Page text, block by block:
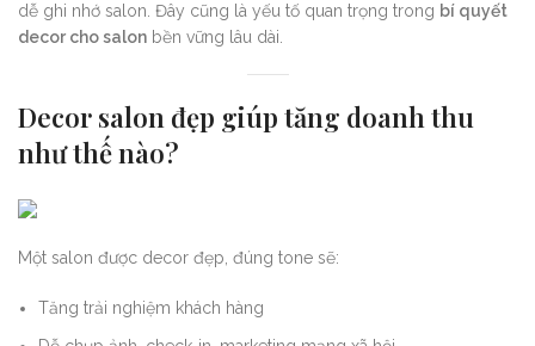
dễ ghi nhớ salon. Đây cũng là yếu tố quan trọng trong bí quyết
decor cho salon bền vững lâu dài.
Decor salon đẹp giúp tăng doanh thu
như thế nào?
Một salon được decor đẹp, đúng tone sẽ:
Tăng trải nghiệm khách hàng